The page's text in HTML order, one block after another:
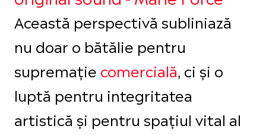
Această perspectivă subliniază
nu doar o bătălie pentru
supremație comercială, ci și o
luptă pentru integritatea
artistică și pentru spațiul vital al